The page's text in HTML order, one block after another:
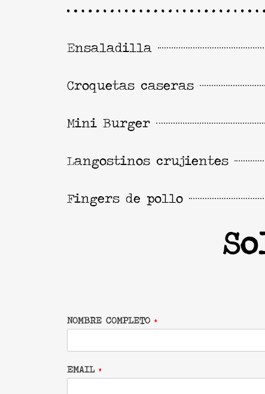
Ensaladilla
Croquetas caseras
Mini Burger
Langostinos crujientes
Fingers de pollo
NOMBRE COMPLETO *
EMAIL *